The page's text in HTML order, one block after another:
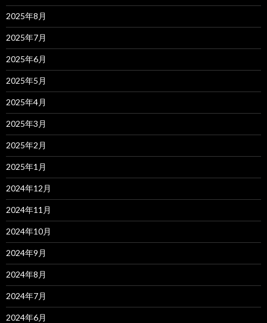
2025年8月
2025年7月
2025年6月
2025年5月
2025年4月
2025年3月
2025年2月
2025年1月
2024年12月
2024年11月
2024年10月
2024年9月
2024年8月
2024年7月
2024年6月